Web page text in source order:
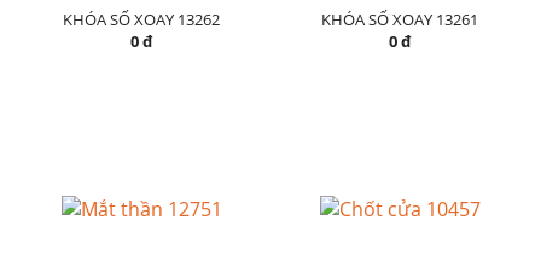
KHÓA SỐ XOAY 13262
0 đ
KHÓA SỐ XOAY 13261
0 đ